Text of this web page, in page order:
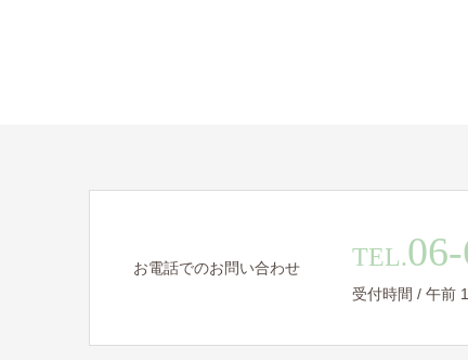
お電話でのお問い合わせ TEL.
受付時間 / 午前